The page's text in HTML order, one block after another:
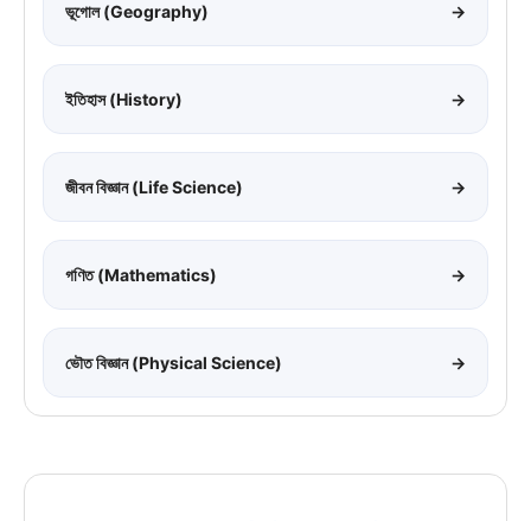
ভূগোল (Geography) →
ইতিহাস (History) →
জীবন বিজ্ঞান (Life Science) →
গণিত (Mathematics) →
ভৌত বিজ্ঞান (Physical Science) →